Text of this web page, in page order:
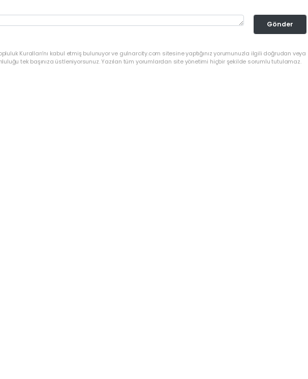
Gönder
Kuralları’nı kabul etmiş bulunuyor ve gulnarcity.com sitesine yaptığınız yorumunuzla ilgili doğrudan veya
tek başınıza üstleniyorsunuz. Yazılan tüm yorumlardan site yönetimi hiçbir şekilde sorumlu tutulamaz.